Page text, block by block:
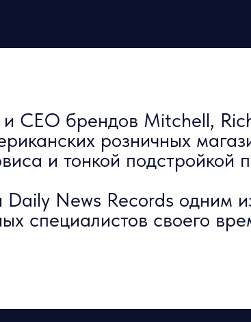
CEO брендов Mitchell,
розничных
и тонкой подстройкой
Daily News Records одним
специалистов своего